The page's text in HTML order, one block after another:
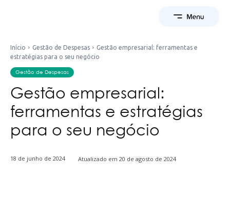
Início Gestão de Despesas
Gestão empresarial: ferramentas e
estratégias para o seu negócio
Gestão de Despesas
Gestão empresarial:
ferramentas e estratégias
para o seu negócio
18 de junho de 2024 Atualizado em 20 de agosto de 2024